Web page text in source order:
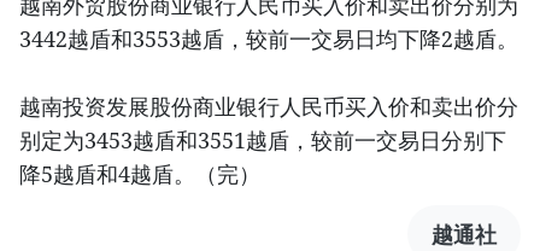
3442越盾和3553越盾，较前一交易日均下降2越盾。
越南投资发展股份商业银行人民币买入价和卖出价分
别定为3453越盾和3551越盾，较前一交易日分别下
降5越盾和4越盾。（完）
越通社